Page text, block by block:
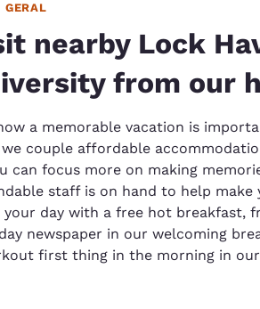
GERAL
nearby Lock
from our
a memorable vacation is
we couple affordable
can focus more on making
staff is on hand to help make
your day with a free hot breakfast,
newspaper in our welcoming
first thing in the morning in